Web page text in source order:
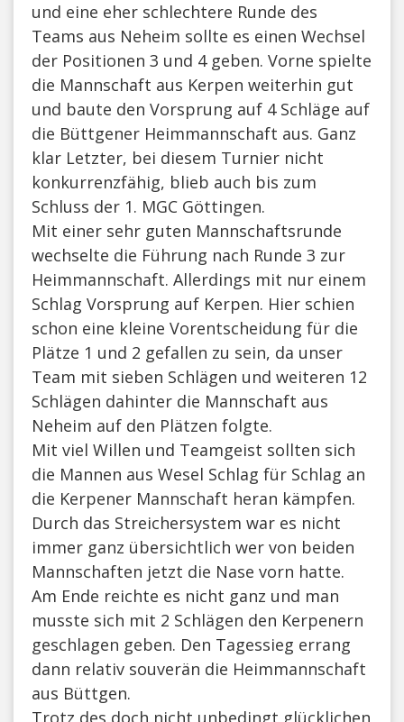
und eine eher schlechtere Runde des
Teams aus Neheim sollte es einen Wechsel
der Positionen 3 und 4 geben. Vorne spielte
die Mannschaft aus Kerpen weiterhin gut
und baute den Vorsprung auf 4 Schläge auf
die Büttgener Heimmannschaft aus. Ganz
klar Letzter, bei diesem Turnier nicht
konkurrenzfähig, blieb auch bis zum
Schluss der 1. MGC Göttingen.
Mit einer sehr guten Mannschaftsrunde
wechselte die Führung nach Runde 3 zur
Heimmannschaft. Allerdings mit nur einem
Schlag Vorsprung auf Kerpen. Hier schien
schon eine kleine Vorentscheidung für die
Plätze 1 und 2 gefallen zu sein, da unser
Team mit sieben Schlägen und weiteren 12
Schlägen dahinter die Mannschaft aus
Neheim auf den Plätzen folgte.
Mit viel Willen und Teamgeist sollten sich
die Mannen aus Wesel Schlag für Schlag an
die Kerpener Mannschaft heran kämpfen.
Durch das Streichersystem war es nicht
immer ganz übersichtlich wer von beiden
Mannschaften jetzt die Nase vorn hatte.
Am Ende reichte es nicht ganz und man
musste sich mit 2 Schlägen den Kerpenern
geschlagen geben. Den Tagessieg errang
dann relativ souverän die Heimmannschaft
aus Büttgen.
Trotz des doch nicht unbedingt glücklichen